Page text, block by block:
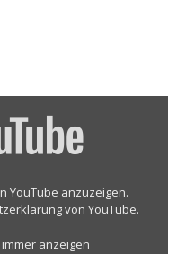
YouTube anzuzeigen.
von YouTube.
anzeigen